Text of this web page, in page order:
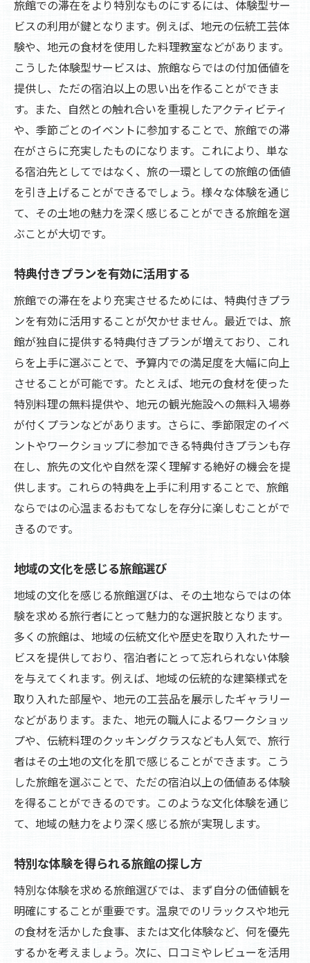
旅館での滞在をより特別なものにするには、体験型サー
ビスの利用が鍵となります。例えば、地元の伝統工芸体
験や、地元の食材を使用した料理教室などがあります。
こうした体験型サービスは、旅館ならではの付加価値を
提供し、ただの宿泊以上の思い出を作ることができま
す。また、自然との触れ合いを重視したアクティビティ
や、季節ごとのイベントに参加することで、旅館での滞
在がさらに充実したものになります。これにより、単な
る宿泊先としてではなく、旅の一環としての旅館の価値
を引き上げることができるでしょう。様々な体験を通じ
て、その土地の魅力を深く感じることができる旅館を選
ぶことが大切です。
特典付きプランを有効に活用する
旅館での滞在をより充実させるためには、特典付きプラ
ンを有効に活用することが欠かせません。最近では、旅
館が独自に提供する特典付きプランが増えており、これ
らを上手に選ぶことで、予算内での満足度を大幅に向上
させることが可能です。たとえば、地元の食材を使った
特別料理の無料提供や、地元の観光施設への無料入場券
が付くプランなどがあります。さらに、季節限定のイベ
ントやワークショップに参加できる特典付きプランも存
在し、旅先の文化や自然を深く理解する絶好の機会を提
供します。これらの特典を上手に利用することで、旅館
ならではの心温まるおもてなしを存分に楽しむことがで
きるのです。
地域の文化を感じる旅館選び
地域の文化を感じる旅館選びは、その土地ならではの体
験を求める旅行者にとって魅力的な選択肢となります。
多くの旅館は、地域の伝統文化や歴史を取り入れたサー
ビスを提供しており、宿泊者にとって忘れられない体験
を与えてくれます。例えば、地域の伝統的な建築様式を
取り入れた部屋や、地元の工芸品を展示したギャラリー
などがあります。また、地元の職人によるワークショッ
プや、伝統料理のクッキングクラスなども人気で、旅行
者はその土地の文化を肌で感じることができます。こう
した旅館を選ぶことで、ただの宿泊以上の価値ある体験
を得ることができるのです。このような文化体験を通じ
て、地域の魅力をより深く感じる旅が実現します。
特別な体験を得られる旅館の探し方
特別な体験を求める旅館選びでは、まず自分の価値観を
明確にすることが重要です。温泉でのリラックスや地元
の食材を活かした食事、または文化体験など、何を優先
するかを考えましょう。次に、口コミやレビューを活用